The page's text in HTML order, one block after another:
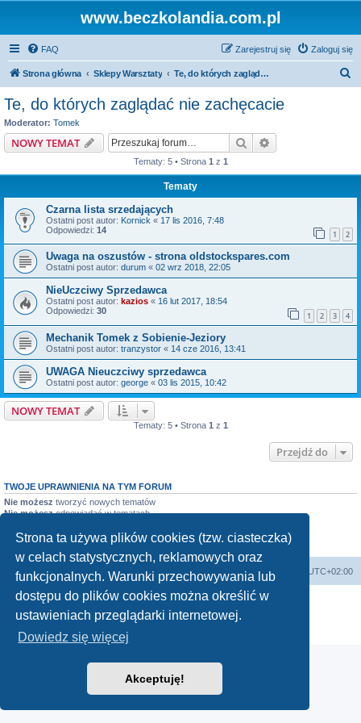
Strona ta używa plików cookies (tzw. ciasteczka)
w celach statystycznych, reklamowych oraz
funkcjonalnych. Warunki przechowywania lub
dostępu do plików cookies można określić w
ustawieniach przeglądarki internetowej.
Dowiedz się więcej
Akceptuję!
www.beczkolandia.com.pl
FAQ Zaloguj się
Zarejestruj się
Strona główna Sklepy Warsztaty Te, do których zaglądać nie zachęcacie
Te, do których zaglądać nie zachęcacie
Moderator: Tomek
NOWY TEMAT Szukaj
Tematy: 5 • Strona 1 z 1
Tematy
Czarna lista srzedających
Ostatni post autor: Kornick « 17 lis 2016, 7:48
Odpowiedzi: 14 1 2
Uwaga na oszustów - strona oldstockspares.com
Ostatni post autor: durum « 02 wrz 2018, 22:05
NieUczciwy Sprzedawca
Ostatni post autor: kazios « 16 lut 2017, 18:54
Odpowiedzi: 30 1 2 3 4
Mechanik Tomek z Sobienie-Jeziory
Ostatni post autor: tranzystor « 14 cze 2016, 13:41
UWAGA Nieuczciwy sprzedawca
Ostatni post autor: george « 03 lis 2015, 10:42
NOWY TEMAT
Tematy: 5 • Strona 1 z 1
Przejdź do
TWOJE UPRAWNIENIA NA TYM FORUM
Nie możesz tworzyć nowych tematów
Nie możeszodpowiadać w tematach
Nie możesz usuwać swoich postów
dodawać załączników
Strona główna Strefa czasowa UTC+02:00
Technologię dostarczaphpBB ® Forum Software © phpBB Limited
Polski pakiet językowy dostarczaphpBB.pl